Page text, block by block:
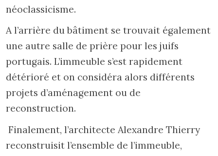
néoclassicisme.
A l’arrière du bâtiment se trouvait également
une autre salle de prière pour les juifs
portugais. L’immeuble s’est rapidement
détérioré et on considéra alors différents
projets d’aménagement ou de
reconstruction.
Finalement, l’architecte Alexandre Thierry
reconstruisit l’ensemble de l’immeuble,